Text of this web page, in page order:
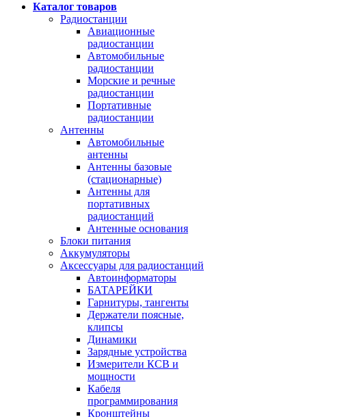
Каталог товаров
Радиостанции
Авиационные
радиостанции
Автомобильные
радиостанции
Морские и речные
радиостанции
Портативные
радиостанции
Антенны
Автомобильные
антенны
Антенны базовые
(стационарные)
Антенны для
портативных
радиостанций
Антенные основания
Блоки питания
Аккумуляторы
Аксессуары для радиостанций
Автоинформаторы
БАТАРЕЙКИ
Гарнитуры, тангенты
Держатели поясные,
клипсы
Динамики
Зарядные устройства
Измерители КСВ и
мощности
Кабеля
программирования
Кронштейны